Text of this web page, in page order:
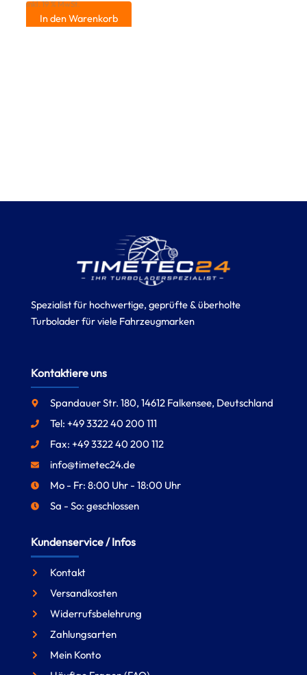
inkl. 19 % MwSt.
In den Warenkorb
Spezialist für hochwertige, geprüfte & überholte
Turbolader für viele Fahrzeugmarken
Kontaktiere uns
Spandauer Str. 180, 14612 Falkensee, Deutschland
Tel: +49 3322 40 200 111
Fax: +49 3322 40 200 112
info@timetec24.de
Mo - Fr: 8:00 Uhr - 18:00 Uhr
Sa - So: geschlossen
Kundenservice / Infos
Kontakt
Versandkosten
Widerrufsbelehrung
Zahlungsarten
Mein Konto